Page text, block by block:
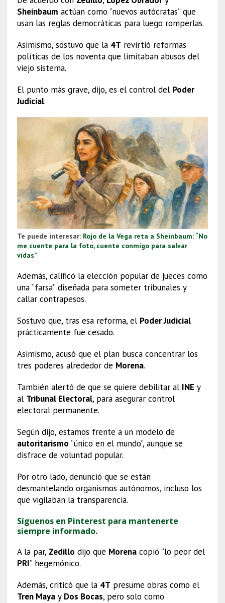
Sheinbaum actúan como “nuevos autócratas” que
usan las reglas democráticas para luego romperlas.
Asimismo, sostuvo que la 4T revirtió reformas
políticas de los noventa que limitaban abusos del
viejo sistema.
El punto más grave, dijo, es el control del Poder
Judicial.
Te puede interesar: Rojo de la Vega reta a Sheinbaum: “No
me cuente para la foto, cuente conmigo para salvar
vidas”
Además, calificó la elección popular de jueces como
una “farsa” diseñada para someter tribunales y
callar contrapesos.
Sostuvo que, tras esa reforma, el Poder Judicial
prácticamente fue cesado.
Asimismo, acusó que el plan busca concentrar los
tres poderes alrededor de Morena.
También alertó de que se quiere debilitar al INE y
al Tribunal Electoral, para asegurar control
electoral permanente.
Según dijo, estamos frente a un modelo de
autoritarismo “único en el mundo”, aunque se
disfrace de voluntad popular.
Por otro lado, denunció que se están
desmantelando organismos autónomos, incluso los
que vigilaban la transparencia.
Síguenos en Pinterest para mantenerte
siempre informado.
A la par, Zedillo dijo que Morenacopió “lo peor del
PRI” hegemónico.
Además, criticó que la 4T presume obras como el
Tren Mayay Dos Bocas, pero solo como